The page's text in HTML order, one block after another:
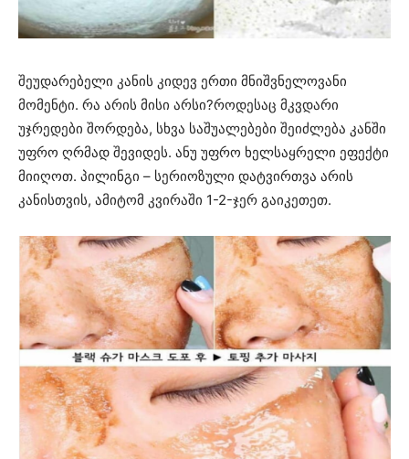
შეუდარებელი კანის კიდევ ერთი მნიშვნელოვანი
მომენტი. რა არის მისი არსი?როდესაც მკვდარი
უჯრედები შორდება, სხვა საშუალებები შეიძლება კანში
უფრო ღრმად შევიდეს. ანუ უფრო ხელსაყრელი ეფექტი
მიიღოთ. პილინგი – სერიოზული დატვირთვა არის
კანისთვის, ამიტომ კვირაში 1-2-ჯერ გაიკეთეთ.